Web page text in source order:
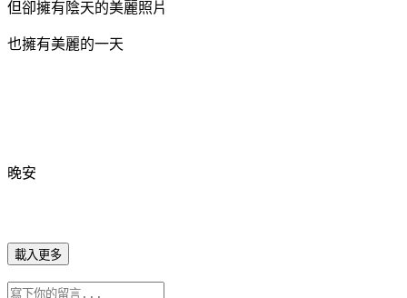
但卻擁有陰天的美麗照片
也擁有美麗的一天
晚安
載入更多